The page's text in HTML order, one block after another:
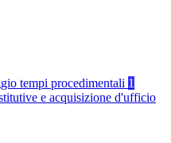
tempi procedimentali 1
e acquisizione d'ufficio